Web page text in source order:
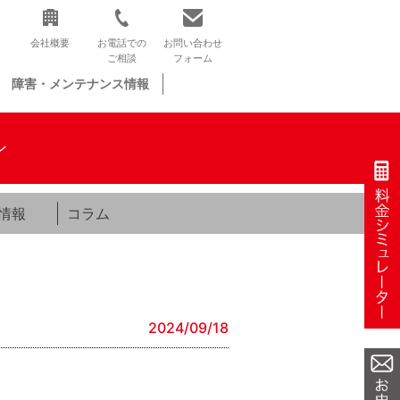
会社概要
お電話での
ご相談
お問い合わせ
フォーム
障害・メンテナンス情報
報 コラム
2024/09/18